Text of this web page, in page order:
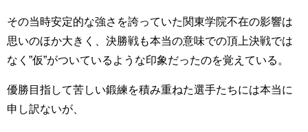
その当時安定的な強さを誇っていた関東学院不在の影響は
思いのほか大きく、決勝戦も本当の意味での頂上決戦では
なく”仮”がついているような印象だったのを覚えている。
優勝目指して苦しい鍛練を積み重ねた選手たちには本当に
申し訳ないが、